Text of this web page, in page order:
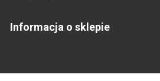
Informacja o sklepie